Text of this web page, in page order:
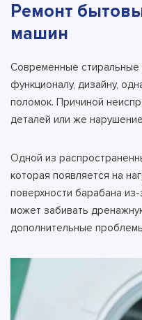
Ремонт
машин
Современные
функционалу, дизайну,
поломок. Причиной
деталей или же
Одной из
которая появляется на
поверхности барабана
может забивать
дополнительные